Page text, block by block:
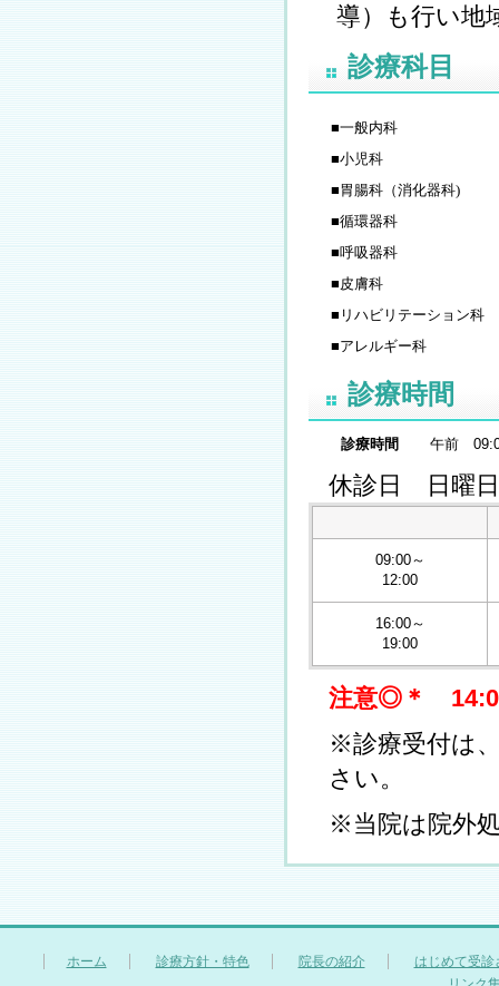
導）も行い地
診療科目
■一般内科
■小児科
■胃腸科（消化器科)
■循環器科
■呼吸器科
■皮膚科
■ リハビリテーション科
■アレルギー科
診療時間
診療時間 午前
休診日 日曜日
09:00～
12:00
16:00～
19:00
注意◎＊
※診療受付は
さい。
※当院は院外
ホーム 診療方針・特色 院長の紹介
はじめて受診